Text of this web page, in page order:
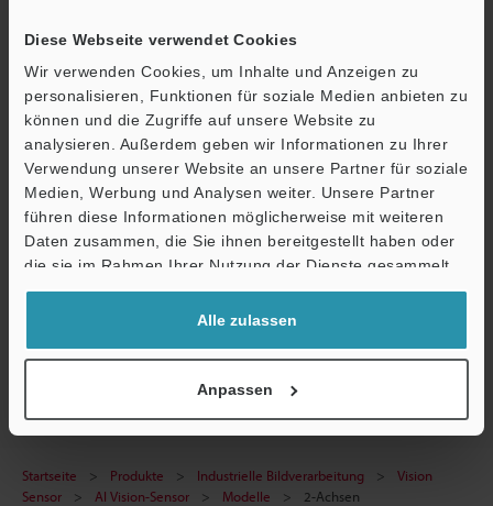
Diese Webseite verwendet Cookies
Wir verwenden Cookies, um Inhalte und Anzeigen zu
personalisieren, Funktionen für soziale Medien anbieten zu
können und die Zugriffe auf unsere Website zu
analysieren. Außerdem geben wir Informationen zu Ihrer
Verwendung unserer Website an unsere Partner für soziale
Medien, Werbung und Analysen weiter. Unsere Partner
führen diese Informationen möglicherweise mit weiteren
Daten zusammen, die Sie ihnen bereitgestellt haben oder
die sie im Rahmen Ihrer Nutzung der Dienste gesammelt
haben.
Alle zulassen
Anpassen
Datenblatt (PDF)
CAD / CAE
Handbücher
Software
Fragen
Terminwunsch
Vision Sensor
Startseite Produkte Industrielle Bildverarbeitung
Vision
Sensor
AI Vision-Sensor Modelle
2-Achsen
Support